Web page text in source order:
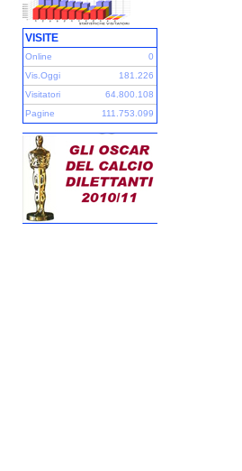
VISITE
Online
0
Vis.Oggi
181.226
Visitatori
64.800.108
Pagine
111.753.099